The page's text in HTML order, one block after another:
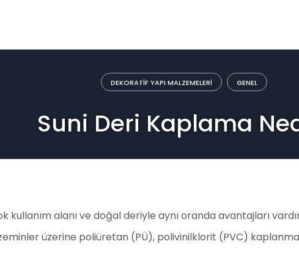
DEKORATIF YAPI MALZEMELERI GENEL
Suni Deri Kaplama
kullanım alanı ve doğal deriyle aynı oranda avantajları
üzerine poliüretan (PÜ), polivinilklorit (PVC)